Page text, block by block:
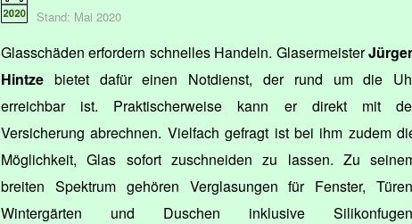
Stand: Mai 2020
Glasschäden erfordern schnelles Handeln. Glasermeister
Hintze bietet dafür einen Notdienst, der rund um die
erreichbar ist. Praktischerweise kann er direkt mit
Versicherung abrechnen. Vielfach gefragt ist bei ihm zudem
Möglichkeit, Glas sofort zuschneiden zu lassen. Zu
breiten Spektrum gehören Verglasungen für Fenster,
Wintergärten und Duschen inklusive